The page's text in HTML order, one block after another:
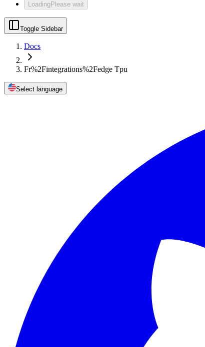
LoadingPlease wait
Toggle Sidebar
Docs
Fr%2Fintegrations%2Fedge Tpu
Select language